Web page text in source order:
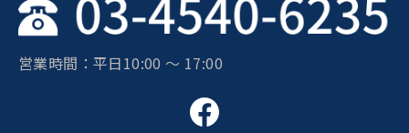
営業時間：平日10:00 〜 17:00